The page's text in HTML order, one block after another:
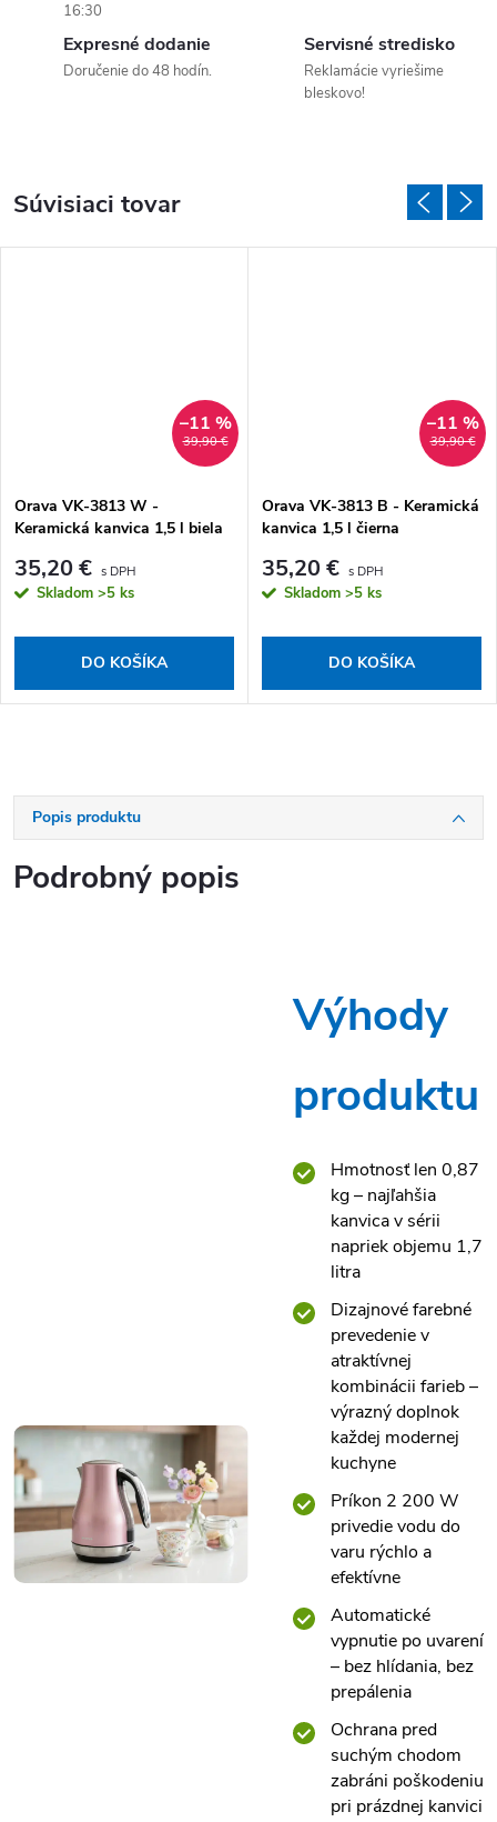
16:30
Expresné dodanie
Doručenie do 48 hodín.
Servisné stredisko
Reklamácie vyriešime
bleskovo!
Súvisiaci tovar
39,90 €
–11 %
Orava VK-3813 W -
Keramická kanvica 1,5 l biela
35,20 €
Skladom >5 ks
DO KOŠÍKA
39,90 €
–11 %
Orava VK-3813 B - Keramická
kanvica 1,5 l čierna
35,20 €
Skladom >5 ks
DO KOŠÍKA
Popis produktu
Podrobný popis
Výhody
produktu
Hmotnosť len 0,87
kg – najľahšia
kanvica v sérii
napriek objemu 1,7
litra
Dizajnové farebné
prevedenie v
atraktívnej
kombinácii farieb –
výrazný doplnok
každej modernej
kuchyne
Príkon 2 200 W
privedie vodu do
varu rýchlo a
efektívne
Automatické
vypnutie po uvarení
– bez hlídania, bez
prepálenia
Ochrana pred
suchým chodom
zabráni poškodeniu
pri prázdnej kanvici